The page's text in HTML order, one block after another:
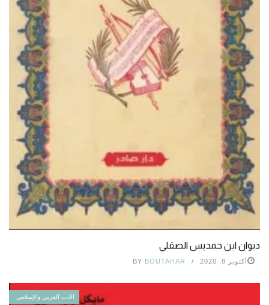
ديوان ابن حمديس الصقلي
أكتوبر 8, 2020 BY BOUTAHAR
الأدب العربي والإسلامي